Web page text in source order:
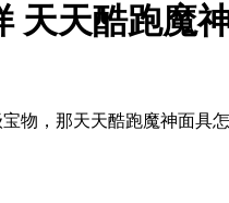
天天酷跑魔
，那天天酷跑魔神面具